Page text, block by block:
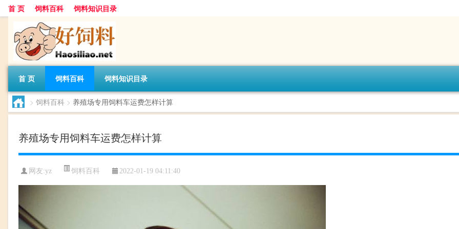
首 页 饲料百科 饲料知识目录
首 页 饲料百科 饲料知识目录
> 饲料百科 > 养殖场专用饲料车运费怎样计算
养殖场专用饲料车运费怎样计算
网友:yz 饲料百科 2022-01-19 04:11:40